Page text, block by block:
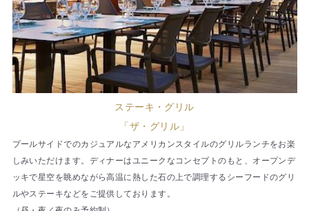
ステーキ・グリル
「ザ・グリル」
プールサイドでのカジュアルなアメリカンスタイルのグリルランチをお楽
しみいただけます。ディナーはユニークなコンセプトのもと、オープンデ
ッキで星空を眺めながら高温に熱した石の上で調理するシーフードのグリ
ルやステーキなどをご提供しております。